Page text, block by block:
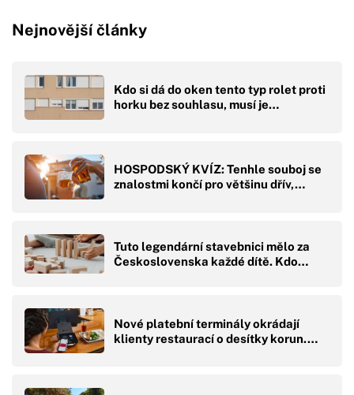
Nejnovější články
Kdo si dá do oken tento typ rolet proti
horku bez souhlasu, musí je…
HOSPODSKÝ KVÍZ: Tenhle souboj se
znalostmi končí pro většinu dřív,…
Tuto legendární stavebnici mělo za
Československa každé dítě. Kdo…
Nové platební terminály okrádají
klienty restaurací o desítky korun.…